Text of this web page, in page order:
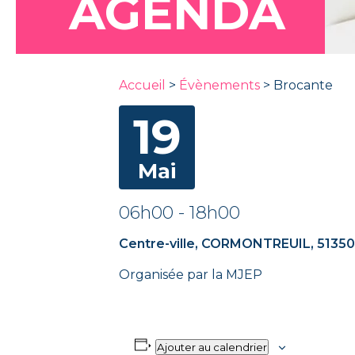
AGENDA
Accueil > Évènements > Brocante
19
Mai
06h00 -18h00
Centre-ville, CORMONTREUIL, 51350
Organisée par la MJEP
Ajouter au calendrier